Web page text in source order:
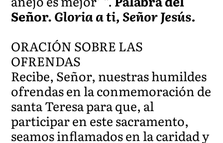
Señor.Gloria a ti, Señor Jesús.
ORACIÓN SOBRE LAS
OFRENDAS
Recibe, Señor, nuestras humildes
ofrendas en la conmemoración de
santa Teresa para que, al
participar en este sacramento,
seamos inflamados en la caridad y